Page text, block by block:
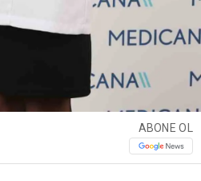
ABONE OL